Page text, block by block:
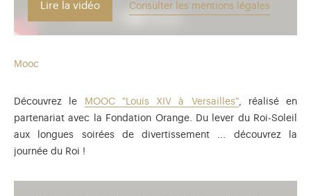
Lire la vidéo Consulter les mentions légales
Mooc
Découvrez le MOOC "Louis XIV à Versailles", réalisé en
partenariat avec la Fondation Orange. Du lever du Roi-Soleil
aux longues soirées de divertissement ... découvrez la
journée du Roi !